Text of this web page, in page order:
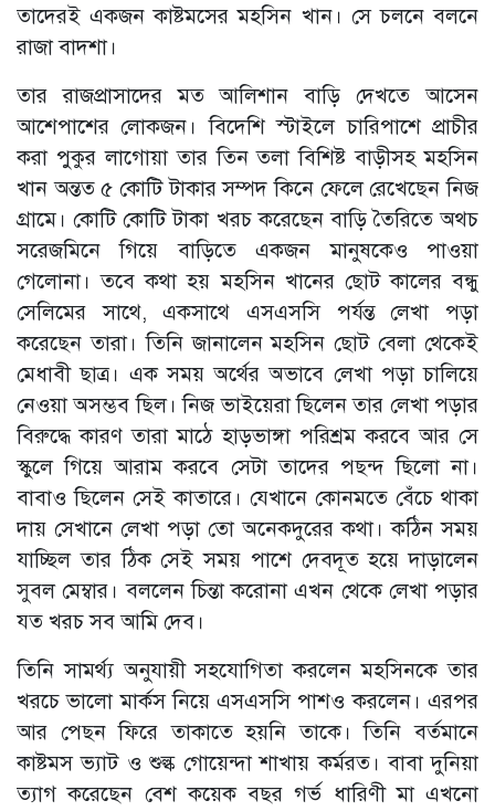
তাদেরই একজন কাষ্টমসের মহসিন খান। সে চলনে বলনে
রাজা বাদশা।
তার রাজপ্রাসাদের মত আলিশান বাড়ি দেখতে আসেন
আশেপাশের লোকজন। বিদেশি স্টাইলে চারিপাশে প্রাচীর
করা পুকুর লাগোয়া তার তিন তলা বিশিষ্ট বাড়ীসহ মহসিন
খান অন্তত ৫ কোটি টাকার সম্পদ কিনে ফেলে রেখেছেন নিজ
গ্রামে। কোটি কোটি টাকা খরচ করেছেন বাড়ি তৈরিতে অথচ
সরেজমিনে গিয়ে বাড়িতে একজন মানুষকেও পাওয়া
গেলোনা। তবে কথা হয় মহসিন খানের ছোট কালের বন্ধু
সেলিমের সাথে, একসাথে এসএসসি পর্যন্ত লেখা পড়া
করেছেন তারা। তিনি জানালেন মহসিন ছোট বেলা থেকেই
মেধাবী ছাত্র। এক সময় অর্থের অভাবে লেখা পড়া চালিয়ে
নেওয়া অসম্ভব ছিল। নিজ ভাইয়েরা ছিলেন তার লেখা পড়ার
বিরুদ্ধে কারণ তারা মাঠে হাড়ভাঙ্গা পরিশ্রম করবে আর সে
স্কুলে গিয়ে আরাম করবে সেটা তাদের পছন্দ ছিলো না।
বাবাও ছিলেন সেই কাতারে। যেখানে কোনমতে বেঁচে থাকা
দায় সেখানে লেখা পড়া তো অনেকদুরের কথা। কঠিন সময়
যাচ্ছিল তার ঠিক সেই সময় পাশে দেবদূত হয়ে দাড়ালেন
সুবল মেম্বার। বললেন চিন্তা করোনা এখন থেকে লেখা পড়ার
যত খরচ সব আমি দেব।
তিনি সামর্থ্য অনুযায়ী সহযোগিতা করলেন মহসিনকে তার
খরচে ভালো মার্কস নিয়ে এসএসসি পাশও করলেন। এরপর
আর পেছন ফিরে তাকাতে হয়নি তাকে। তিনি বর্তমানে
কাষ্টমস ভ্যাট ও শুল্ক গোয়েন্দা শাখায় কর্মরত। বাবা দুনিয়া
ত্যাগ করেছেন বেশ কয়েক বছর গর্ভ ধারিণী মা এখনো